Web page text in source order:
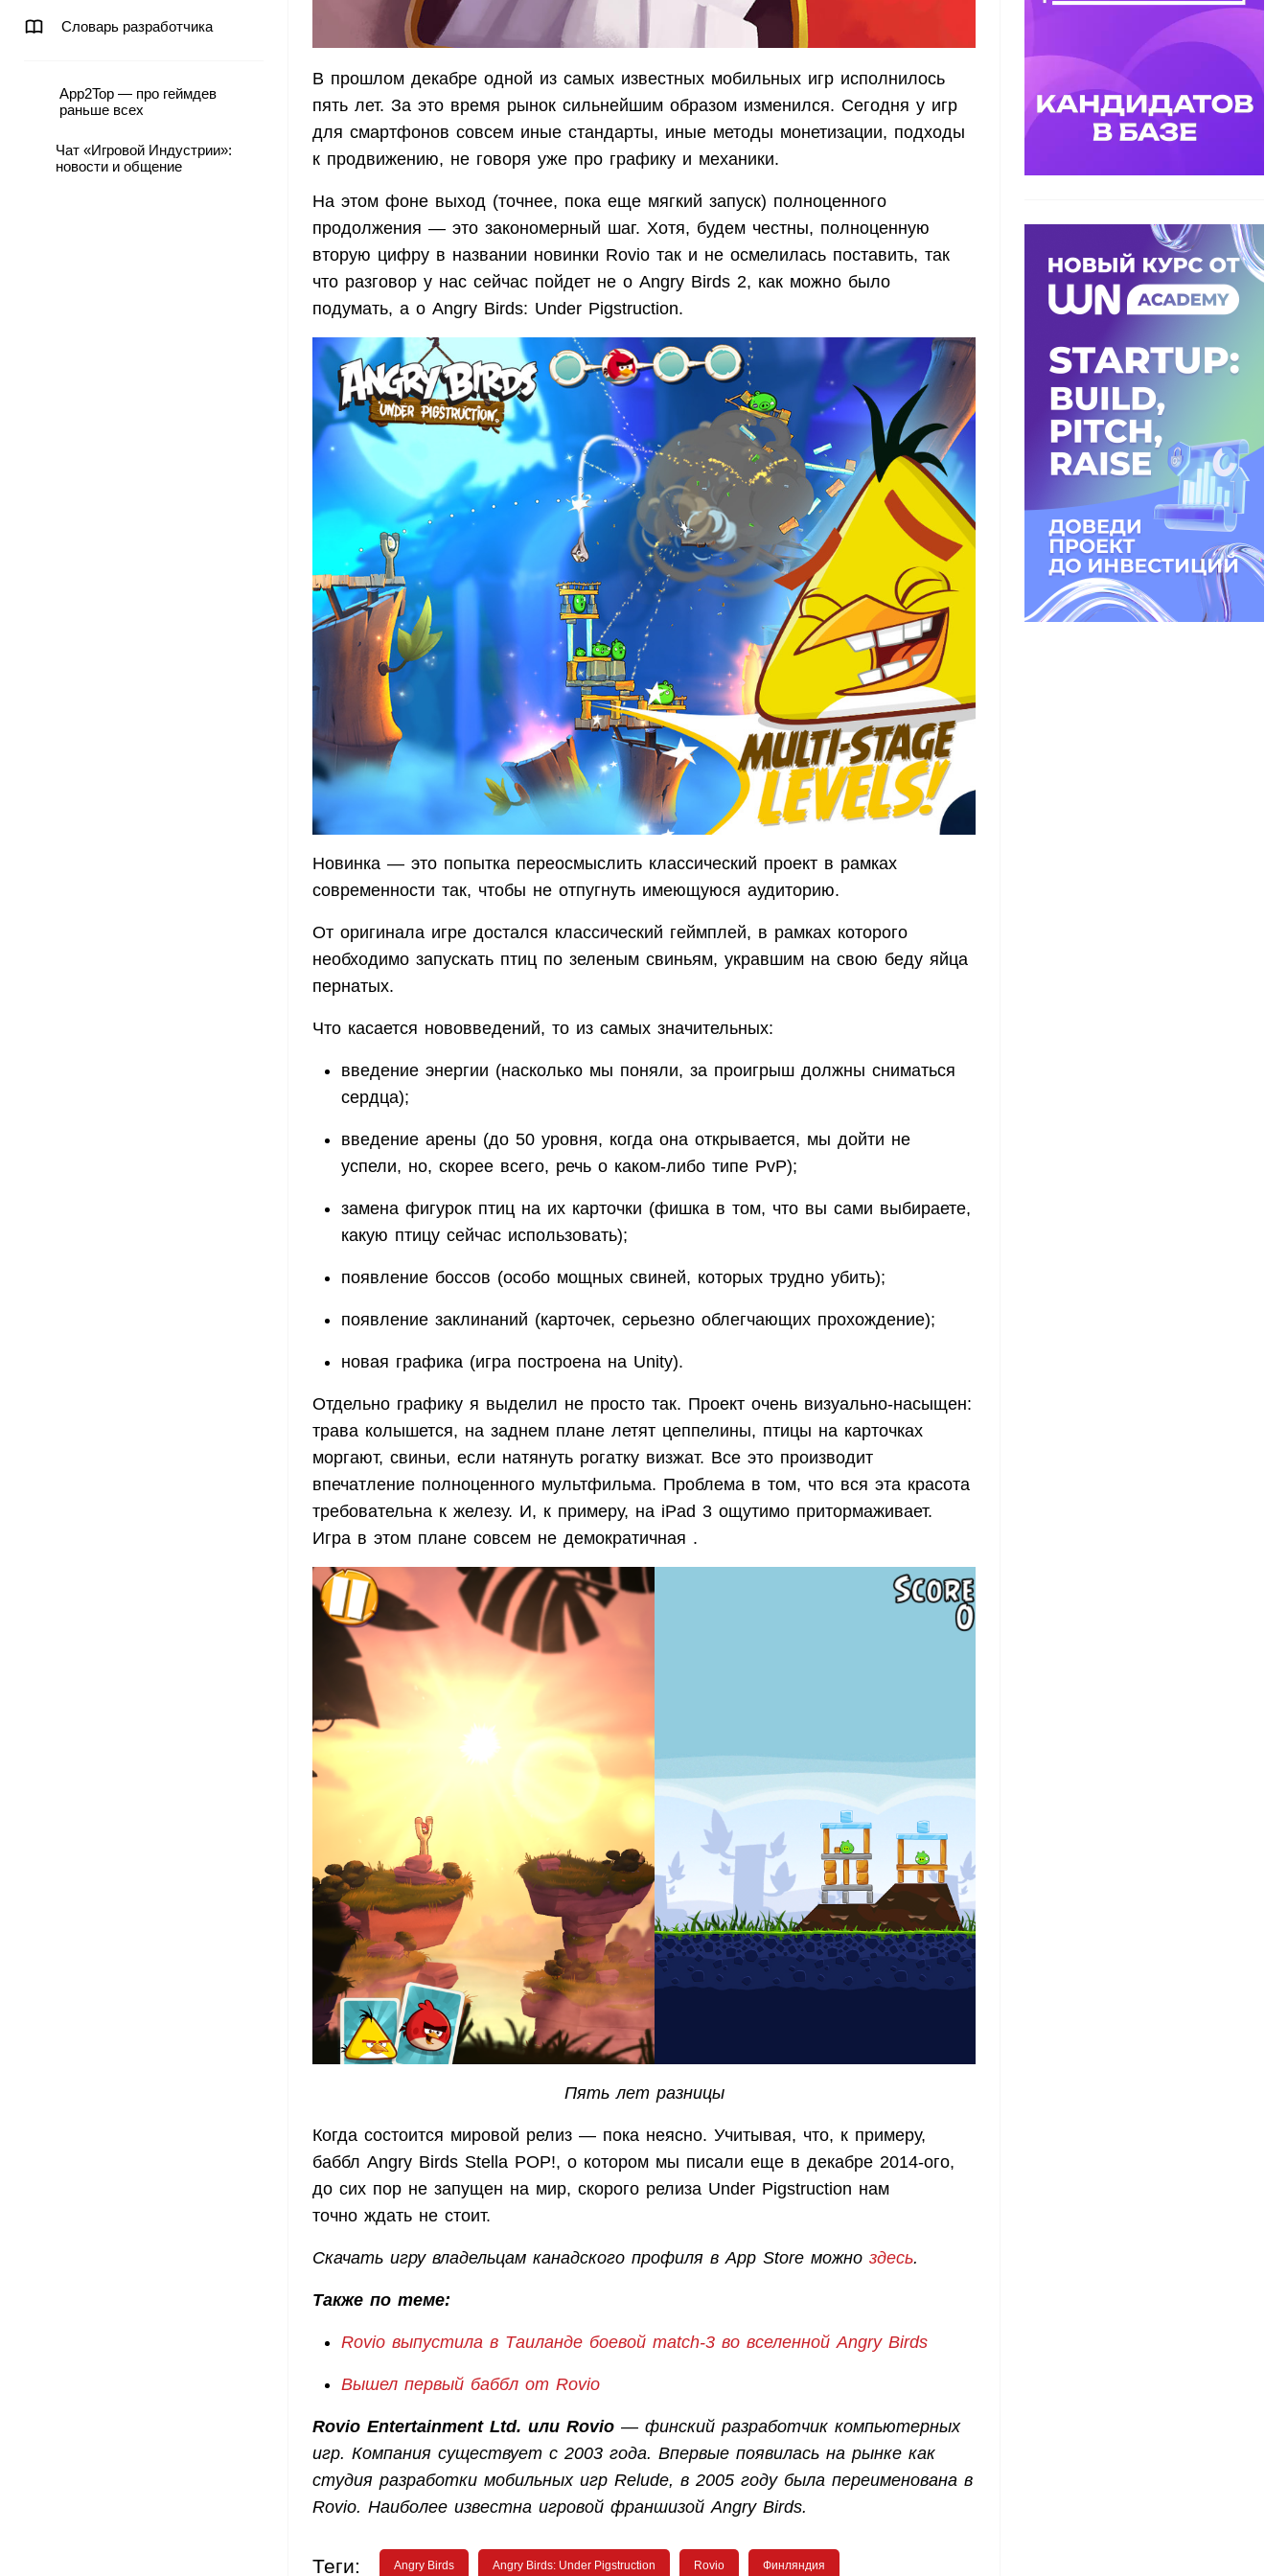
Словарь разработчика
App2Top — про геймдев
раньше всех
Чат «Игровой Индустрии»:
новости и общение
В прошлом декабре одной из самых известных мобильных игр исполнилось
пять лет. За это время рынок сильнейшим образом изменился. Сегодня у игр
для смартфонов совсем иные стандарты, иные методы монетизации, подходы
к продвижению, не говоря уже про графику и механики.
На этом фоне выход (точнее, пока еще мягкий запуск) полноценного
продолжения — это закономерный шаг. Хотя, будем честны, полноценную
вторую цифру в названии новинки Rovio так и не осмелилась поставить, так
что разговор у нас сейчас пойдет не о Angry Birds 2, как можно было
подумать, а о Angry Birds: Under Pigstruction.
Новинка — это попытка переосмыслить классический проект в рамках
современности так, чтобы не отпугнуть имеющуюся аудиторию.
От оригинала игре достался классический геймплей, в рамках которого
необходимо запускать птиц по зеленым свиньям, укравшим на свою беду яйца
пернатых.
Что касается нововведений, то из самых значительных:
введение энергии (насколько мы поняли, за проигрыш должны сниматься
сердца);
введение арены (до 50 уровня, когда она открывается, мы дойти не
успели, но, скорее всего, речь о каком-либо типе PvP);
замена фигурок птиц на их карточки (фишка в том, что вы сами выбираете,
какую птицу сейчас использовать);
появление боссов (особо мощных свиней, которых трудно убить);
появление заклинаний (карточек, серьезно облегчающих прохождение);
новая графика (игра построена на Unity).
Отдельно графику я выделил не просто так. Проект очень визуально-насыщен:
трава колышется, на заднем плане летят цеппелины, птицы на карточках
моргают, свиньи, если натянуть рогатку визжат. Все это производит
впечатление полноценного мультфильма. Проблема в том, что вся эта красота
требовательна к железу. И, к примеру, на iPad 3 ощутимо притормаживает.
Игра в этом плане совсем не демократичная .
Пять лет разницы
Когда состоится мировой релиз — пока неясно. Учитывая, что, к примеру,
баббл Angry Birds Stella POP!, о котором мы писали еще в декабре 2014-ого,
до сих пор не запущен на мир, скорого релиза Under Pigstruction нам
точно ждать не стоит.
Скачать игру владельцам канадского профиля в App Store можно здесь.
Также по теме:
Rovio выпустила в Таиланде боевой match-3 во вселенной Angry Birds
Вышел первый баббл от Rovio
Rovio Entertainment Ltd. или Rovio — финский разработчик компьютерных
игр. Компания существует с 2003 года. Впервые появилась на рынке как
студия разработки мобильных игр Relude, в 2005 году была переименована в
Rovio. Наиболее известна игровой франшизой Angry Birds.
Теги: Angry Birds Angry Birds: Under Pigstruction Rovio Финляндия